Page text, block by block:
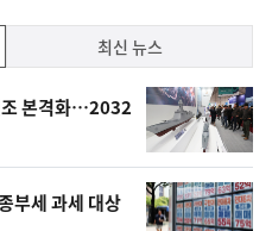
최신 뉴스
조 본격화…2032
부세 과세 대상